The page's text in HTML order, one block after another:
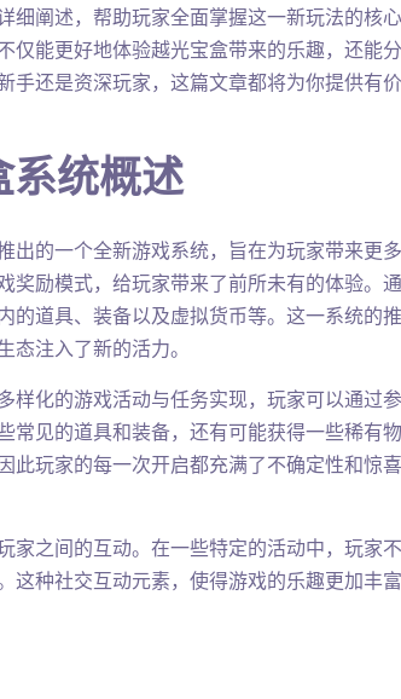
细阐述，帮助玩家全面掌握这一新玩法的核
仅能更好地体验越光宝盒带来的乐趣，还能
手还是资深玩家，这篇文章都将为你提供有
系统概述
出的一个全新游戏系统，旨在为玩家带来更
奖励模式，给玩家带来了前所未有的体验。
的道具、装备以及虚拟货币等。这一系统的
态注入了新的活力。
样化的游戏活动与任务实现，玩家可以通过
常见的道具和装备，还有可能获得一些稀有
此玩家的每一次开启都充满了不确定性和惊
家之间的互动。在一些特定的活动中，玩家
这种社交互动元素，使得游戏的乐趣更加丰